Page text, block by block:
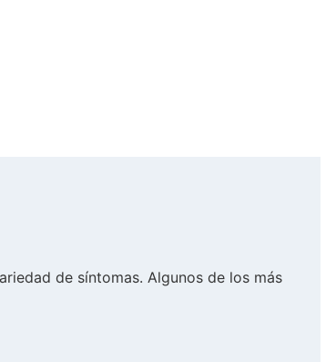
de síntomas. Algunos de los más